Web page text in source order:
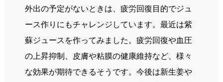
外出の予定がないときは、疲労回復目的でジュ
ース作りにもチャレンジしています。最近は紫
蘇ジュースを作ってみました。疲労回復や血圧
の上昇抑制、皮膚や粘膜の健康維持など、様々
な効果が期待できるそうです。今後は新生姜や